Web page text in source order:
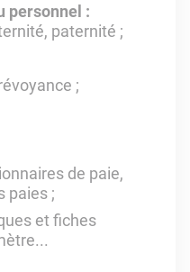
personnel :
paternité ;
;
de paie,
paies ;
et fiches